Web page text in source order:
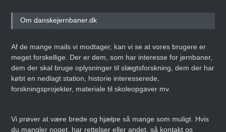
Om danskejernbaner.dk
Af de mange mails vi modtager, kan vi se at vores brugere er
meget forskellige. Der er dem, som har interesse for jernbaner,
dem der skal bruge oplysninger til slægtsforskning, dem der har
købt en nedlagt station, historie interesserede,
forskningsprojekter, materiale til skoleopgaver mv.
Vi prøver at være brede og hjælpe så mange som muligt. Hvis
du mangler noget, har rettelser eller andet, så kontakt os